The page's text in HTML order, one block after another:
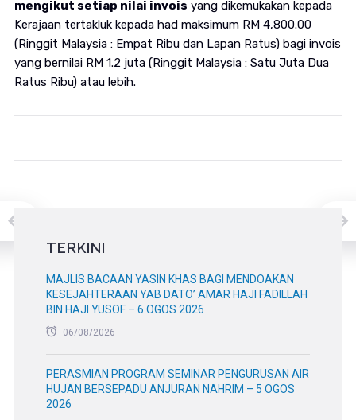
mengikut setiap nilai invois yang dikemukakan kepada
Kerajaan tertakluk kepada had maksimum RM 4,800.00
(Ringgit Malaysia : Empat Ribu dan Lapan Ratus) bagi invois
yang bernilai RM 1.2 juta (Ringgit Malaysia : Satu Juta Dua
Ratus Ribu) atau lebih.
TERKINI
MAJLIS BACAAN YASIN KHAS BAGI MENDOAKAN
KESEJAHTERAAN YAB DATO’ AMAR HAJI FADILLAH
BIN HAJI YUSOF – 6 OGOS 2026
06/08/2026
PERASMIAN PROGRAM SEMINAR PENGURUSAN AIR
HUJAN BERSEPADU ANJURAN NAHRIM – 5 OGOS
2026